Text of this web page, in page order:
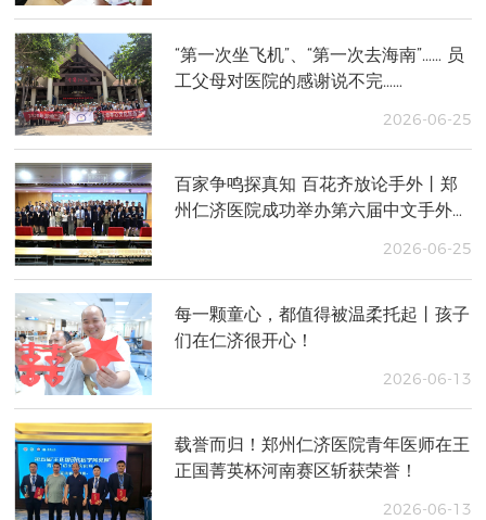
“第一次坐飞机”、“第一次去海南”…… 员
工父母对医院的感谢说不完……
2026-06-25
百家争鸣探真知 百花齐放论手外丨郑
州仁济医院成功举办第六届中文手外科
2026-06-25
每一颗童心，都值得被温柔托起丨孩子
们在仁济很开心！
2026-06-13
载誉而归！郑州仁济医院青年医师在王
正国菁英杯河南赛区斩获荣誉！
2026-06-13